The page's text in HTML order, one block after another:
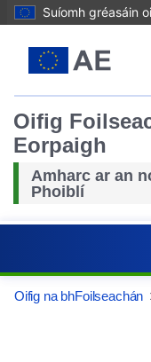
Suíomh gréasáin
Oifig
Eorpaigh
Amharc ar an
Phoiblí
Oifig na bhFoilseachán